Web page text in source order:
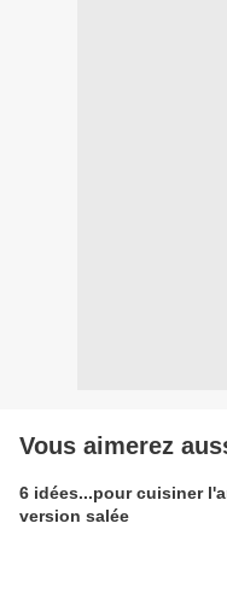
Vous aimerez
6 idées...pour cuisiner
version salée